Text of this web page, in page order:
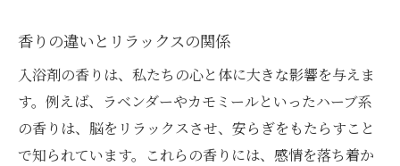
カモミールで心身のバランスを整える
成分に注目した入浴剤選び心と体に優しい選択
を
入浴剤成分の基礎知識
肌に優しい成分を選ぶポイント
香りの違いとリラックスの関係
入浴剤の香りは、私たちの心と体に大きな影響を与えま
す。例えば、ラベンダーやカモミールといったハーブ系
の香りは、脳をリラックスさせ、安らぎをもたらすこと
で知られています。これらの香りには、感情を落ち着か